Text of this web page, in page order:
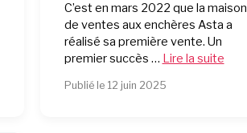
C’est en mars 2022 que la maison
de ventes aux enchères Asta a
réalisé sa première vente. Un
premier succès … Lire la suite
Publié le 12 juin 2025